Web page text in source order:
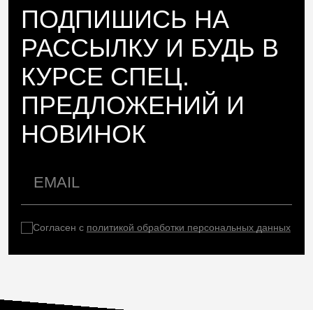
ПОДПИШИСЬ НА
РАССЫЛКУ И БУДЬ В
КУРСЕ СПЕЦ.
ПРЕДЛОЖЕНИЙ И
НОВИНОК
Согласен с политикой обработки персональных данных